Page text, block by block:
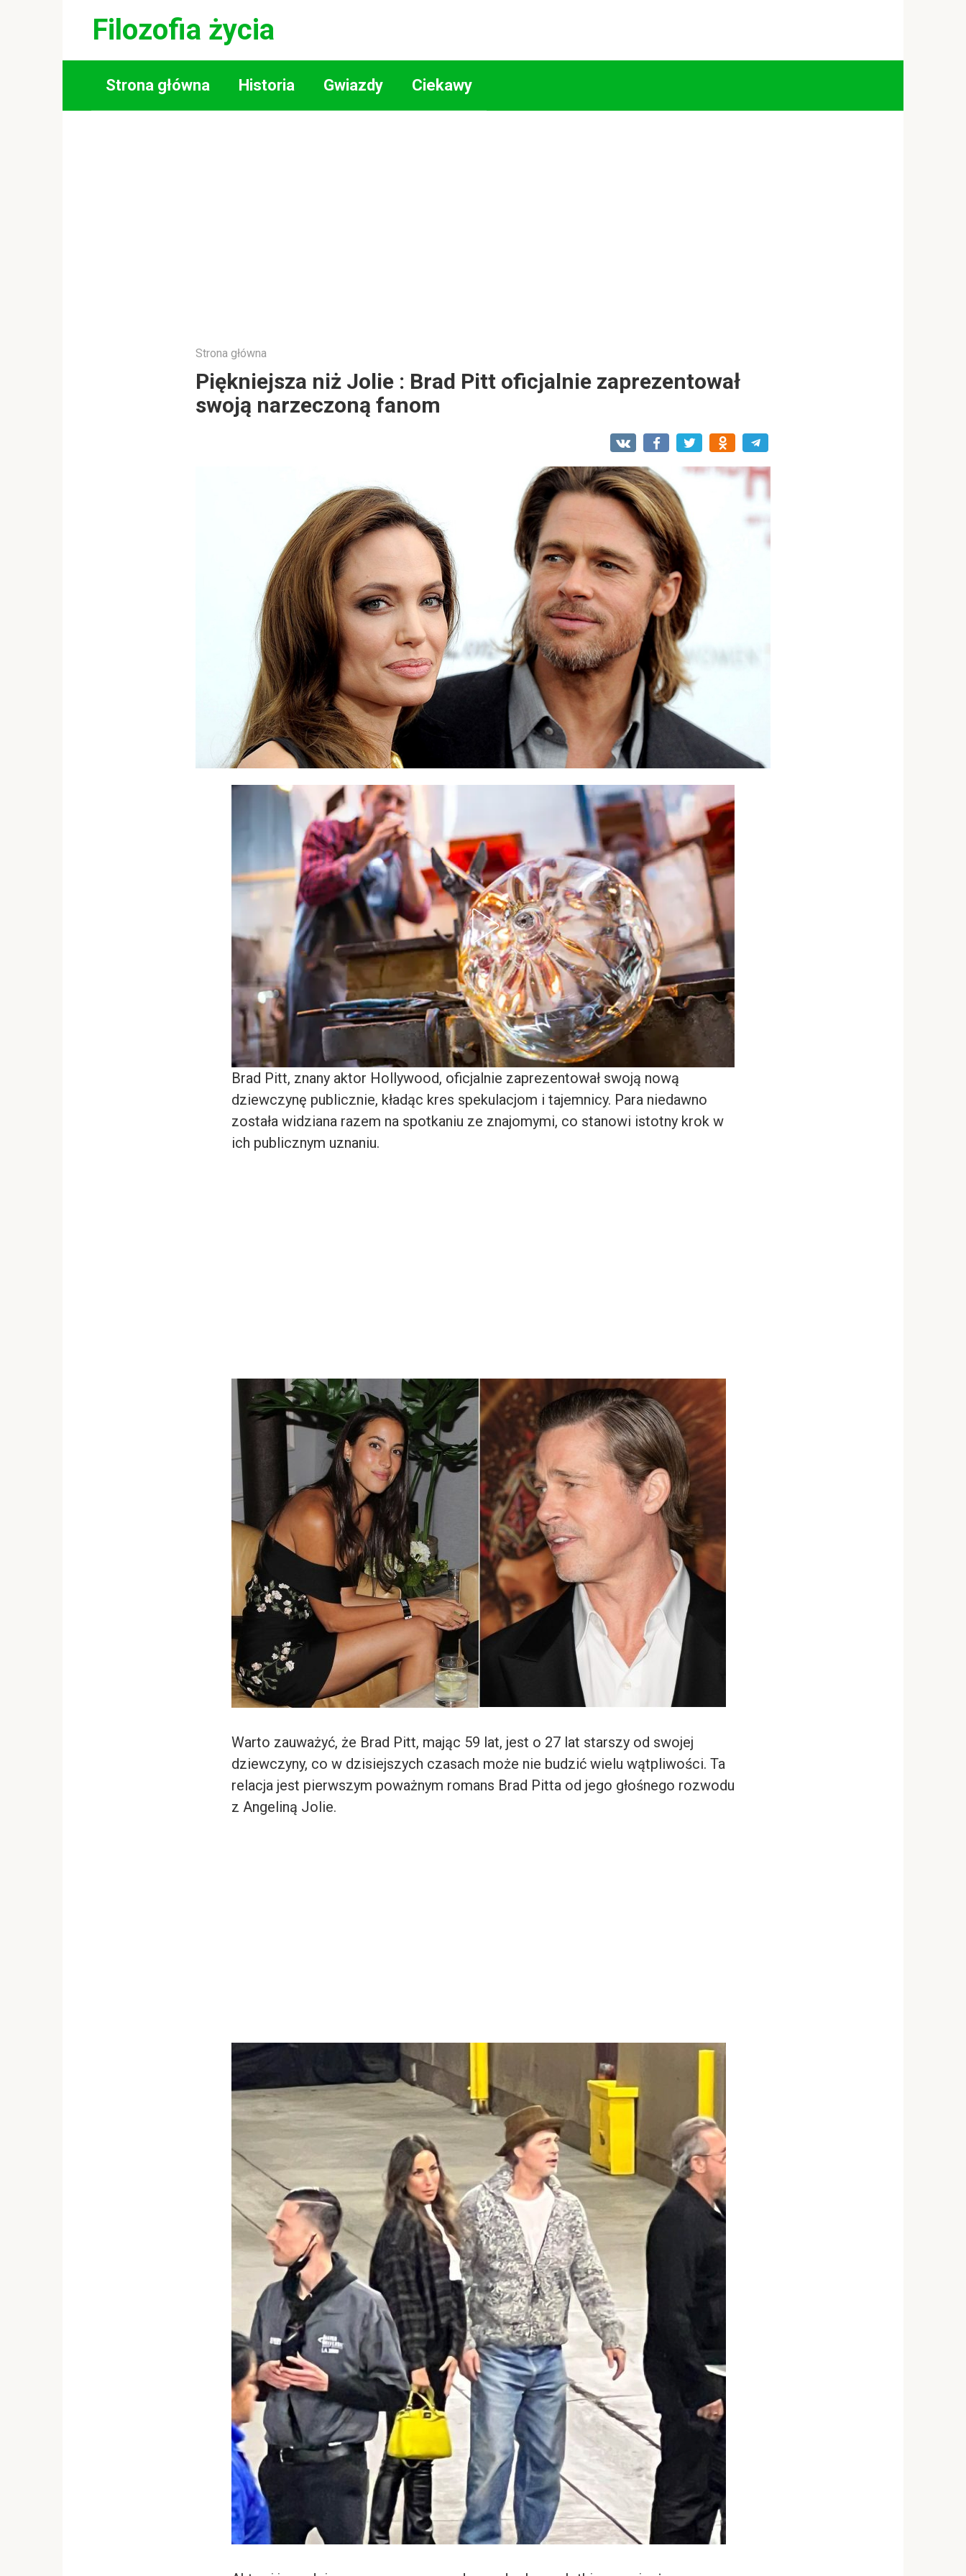
Filozofia życia
Strona główna Historia Gwiazdy Ciekawy
Strona główna
Piękniejsza niż Jolie : Brad Pitt oficjalnie zaprezentował
swoją narzeczoną fanom
Brad Pitt, znany aktor Hollywood, oficjalnie zaprezentował swoją nową
dziewczynę publicznie, kładąc kres spekulacjom i tajemnicy. Para niedawno
została widziana razem na spotkaniu ze znajomymi, co stanowi istotny krok w
ich publicznym uznaniu.
Warto zauważyć, że Brad Pitt, mając 59 lat, jest o 27 lat starszy od swojej
dziewczyny, co w dzisiejszych czasach może nie budzić wielu wątpliwości. Ta
relacja jest pierwszym poważnym romans Brad Pitta od jego głośnego rozwodu
z Angeliną Jolie.